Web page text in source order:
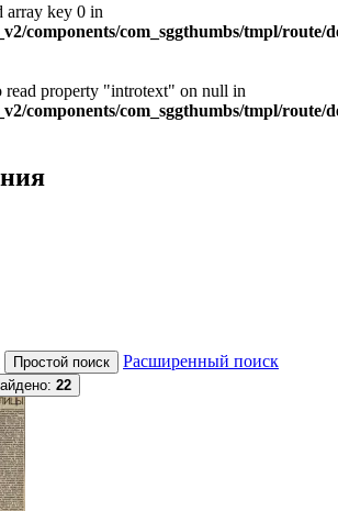
array key 0 in
components/com_sggthumbs/tmpl/route/
read property "introtext" on null in
components/com_sggthumbs/tmpl/route/
Расширенный поиск
22